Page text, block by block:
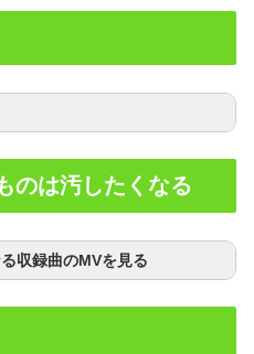
のは汚したくなる
収録曲のMVを見る